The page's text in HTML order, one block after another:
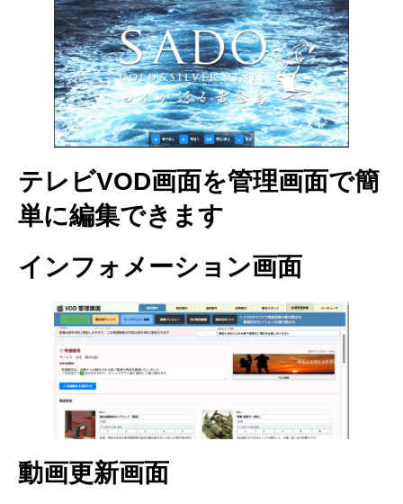
テレビVOD画面を管理画面で簡
単に編集できます
インフォメーション画面
動画更新画面